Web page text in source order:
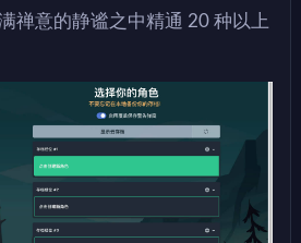
禅意的静谧之中精通 20 种以上